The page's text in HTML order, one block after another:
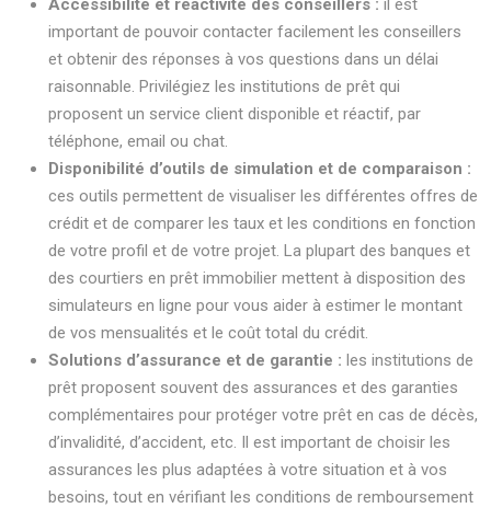
Accessibilité et réactivité des conseillers : il est
important de pouvoir contacter facilement les conseillers
et obtenir des réponses à vos questions dans un délai
raisonnable. Privilégiez les institutions de prêt qui
proposent un service client disponible et réactif, par
téléphone, email ou chat.
Disponibilité d’outils de simulation et de comparaison :
ces outils permettent de visualiser les différentes offres de
crédit et de comparer les taux et les conditions en fonction
de votre profil et de votre projet. La plupart des banques et
des courtiers en prêt immobilier mettent à disposition des
simulateurs en ligne pour vous aider à estimer le montant
de vos mensualités et le coût total du crédit.
Solutions d’assurance et de garantie : les institutions de
prêt proposent souvent des assurances et des garanties
complémentaires pour protéger votre prêt en cas de décès,
d’invalidité, d’accident, etc. Il est important de choisir les
assurances les plus adaptées à votre situation et à vos
besoins, tout en vérifiant les conditions de remboursement